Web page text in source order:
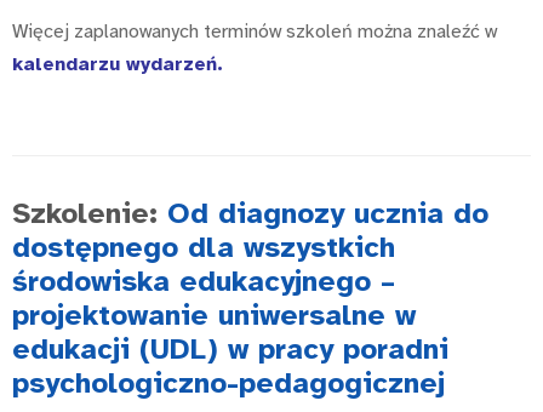
Więcej zaplanowanych terminów szkoleń można znaleźć w
kalendarzu wydarzeń.
Szkolenie: Od diagnozy ucznia do
dostępnego dla wszystkich
środowiska edukacyjnego –
projektowanie uniwersalne w
edukacji (UDL) w pracy poradni
psychologiczno-pedagogicznej